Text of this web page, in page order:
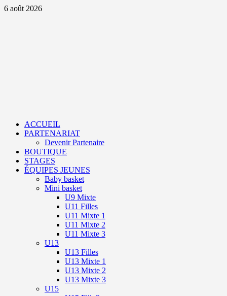
Aller
6 août 2026
ACCUEIL
PARTENARIAT
Devenir Partenaire
BOUTIQUE
STAGES
ÉQUIPES JEUNES
Baby basket
Mini basket
U9 Mixte
U11 Filles
U11 Mixte 1
U11 Mixte 2
U11 Mixte 3
U13
U13 Filles
U13 Mixte 1
U13 Mixte 2
U13 Mixte 3
U15